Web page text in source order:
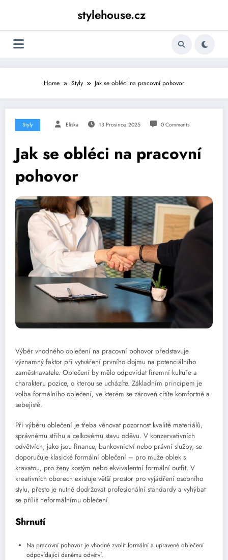
stylehouse.cz
Home Styly Jak se obléci na pracovní pohovor
Styly Eliška 13 Prosince, 2025 0 Comments
Jak se obléci na pracovní
pohovor
Výběr vhodného oblečení na pracovní pohovor představuje
významný faktor při vytváření prvního dojmu na potenciálního
zaměstnavatele. Oblečení by mělo odpovídat firemní kultuře a
charakteru pozice, o kterou se ucházíte. Základním principem je
volba formálního oblečení, ve kterém se zároveň cítíte komfortně a
sebejistě.
Při výběru oblečení je třeba věnovat pozornost kvalitě materiálů,
správnému střihu a celkovému stavu oděvu. V konzervativních
odvětvích, jako jsou finance, bankovnictví nebo právní služby, se
doporučuje klasické formální oblečení – pro muže oblek s
kravatou, pro ženy kostým nebo ekvivalentní formální outfit. V
kreativních oborech existuje větší prostor pro vyjádření osobního
stylu, přesto je nutné dodržovat profesionální standardy a vyhýbat
se příliš neformálnímu oblečení.
Shrnutí
Na pracovní pohovor je vhodné zvolit formální a upravené oblečení
odpovídající danému odvětví.